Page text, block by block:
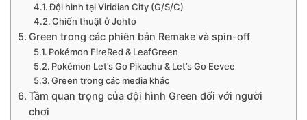
Đội hình tại Viridian City (G/S/C)
Chiến thuật ở Johto
Green trong các phiên bản Remake và spin-off
Pokémon FireRed & LeafGreen
Pokémon Let’s Go Pikachu & Let’s Go Eevee
Green trong các media khác
Tầm quan trọng của đội hình Green đối với người
chơi